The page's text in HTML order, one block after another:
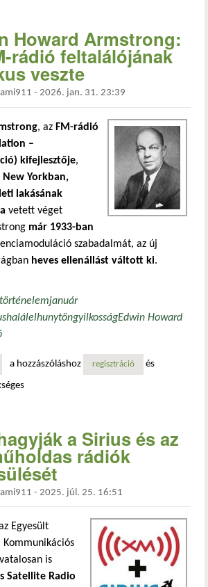
Howard Armstrong:
rádió feltalálójának
veszte
- 2026. jan. 31. 23:39
, az FM-rádió
–
kifejlesztője,
New Yorkban,
lakásának
vetett véget
már 1933-ban
szabadalmát, az új
heves ellenállást váltott ki.
történelemjanuár
halálelhunytöngyilkosságEdwin Howard
howard armstrong: az fm-rádió feltalálójának
a hozzászóláshoz regisztráció és
a Sirius és az
rádiók
- 2025. júl. 25. 16:51
Egyesült
Kommunikációs
is
Satellite Radio